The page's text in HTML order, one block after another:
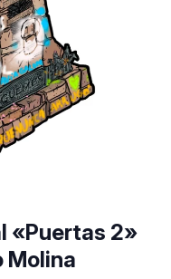
«Puertas 2»
Molina